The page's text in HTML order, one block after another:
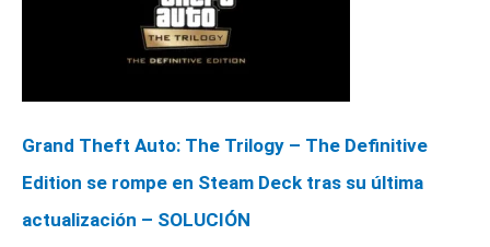
Grand Theft Auto: The Trilogy – The Definitive
Edition se rompe en Steam Deck tras su última
actualización – SOLUCIÓN